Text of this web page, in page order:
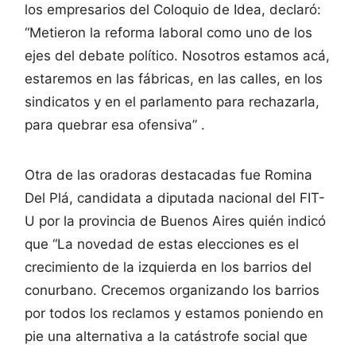
los empresarios del Coloquio de Idea, declaró:
“Metieron la reforma laboral como uno de los
ejes del debate político. Nosotros estamos acá,
estaremos en las fábricas, en las calles, en los
sindicatos y en el parlamento para rechazarla,
para quebrar esa ofensiva” .
Otra de las oradoras destacadas fue Romina
Del Plá, candidata a diputada nacional del FIT-
U por la provincia de Buenos Aires quién indicó
que “La novedad de estas elecciones es el
crecimiento de la izquierda en los barrios del
conurbano. Crecemos organizando los barrios
por todos los reclamos y estamos poniendo en
pie una alternativa a la catástrofe social que